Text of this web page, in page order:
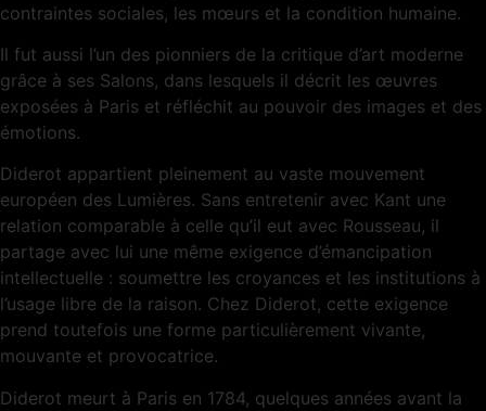
contraintes sociales, les mœurs et la condition humaine.
Il fut aussi l’un des pionniers de la critique d’art moderne
grâce à ses Salons, dans lesquels il décrit les œuvres
exposées à Paris et réfléchit au pouvoir des images et des
émotions.
Diderot appartient pleinement au vaste mouvement
européen des Lumières. Sans entretenir avec Kant une
relation comparable à celle qu’il eut avec Rousseau, il
partage avec lui une même exigence d’émancipation
intellectuelle : soumettre les croyances et les institutions à
l’usage libre de la raison. Chez Diderot, cette exigence
prend toutefois une forme particulièrement vivante,
mouvante et provocatrice.
Diderot meurt à Paris en 1784, quelques années avant la